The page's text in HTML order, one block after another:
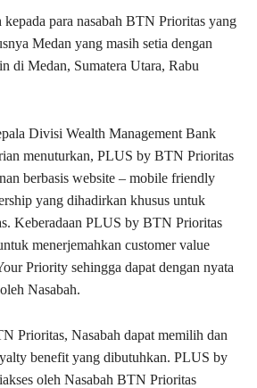
para nasabah BTN Prioritas yang
Medan yang masih setia dengan
di Medan, Sumatera Utara, Rabu
Divisi Wealth Management Bank
menuturkan, PLUS by BTN Prioritas
berbasis website – mobile friendly
yang dihadirkan khusus untuk
Keberadaan PLUS by BTN Prioritas
menerjemahkan customer value
Priority sehingga dapat dengan nyata
Nasabah.
Prioritas, Nasabah dapat memilih dan
benefit yang dibutuhkan. PLUS by
oleh Nasabah BTN Prioritas